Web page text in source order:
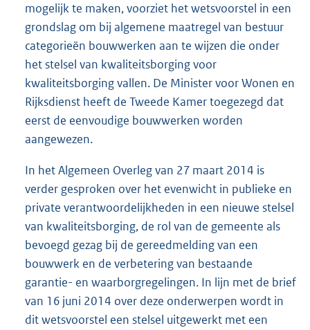
mogelijk te maken, voorziet het wetsvoorstel in een
grondslag om bij algemene maatregel van bestuur
categorieën bouwwerken aan te wijzen die onder
het stelsel van kwaliteitsborging voor
kwaliteitsborging vallen. De Minister voor Wonen en
Rijksdienst heeft de Tweede Kamer toegezegd dat
eerst de eenvoudige bouwwerken worden
aangewezen.
In het Algemeen Overleg van 27 maart 2014 is
verder gesproken over het evenwicht in publieke en
private verantwoordelijkheden in een nieuwe stelsel
van kwaliteitsborging, de rol van de gemeente als
bevoegd gezag bij de gereedmelding van een
bouwwerk en de verbetering van bestaande
garantie- en waarborgregelingen. In lijn met de brief
van 16 juni 2014 over deze onderwerpen wordt in
dit wetsvoorstel een stelsel uitgewerkt met een